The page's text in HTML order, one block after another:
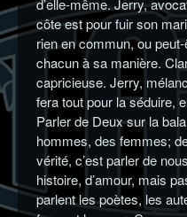
d’elle-même. Jerry,
côte est pour fuir son
rien en commun, ou
chacun à sa manière.
capricieuse. Jerry,
fera tout pour la séduire,
Parler de Deux sur la
hommes, des femmes;
vérité, c’est parler de
histoire, d’amour, mais
parlent les poètes, les